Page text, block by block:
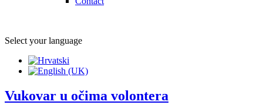
Select your language
Vukovar u očima volontera